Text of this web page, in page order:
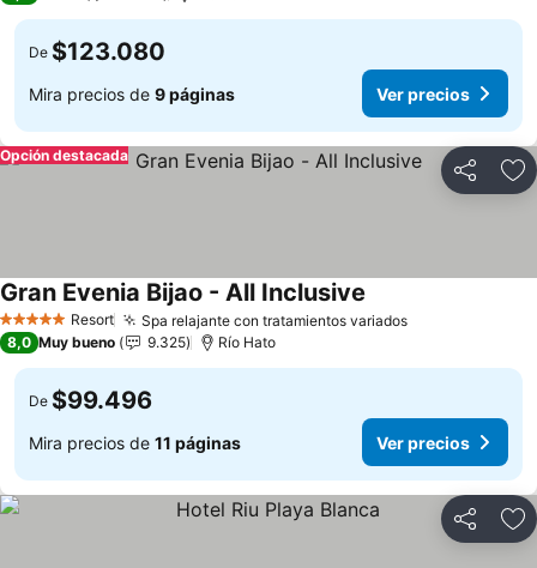
De $123.080
Mira precios de 9 páginas Ver precios
Compartir
Opción destacada
5 Estrellas Resort Spa relajante con tratamientos variadosVer precios
Gran Evenia Bijao - All Inclusive
8,0 Muy bueno 9.325 Río Hato
De $99.496
Mira precios de 11 páginas Ver precios
Compartir